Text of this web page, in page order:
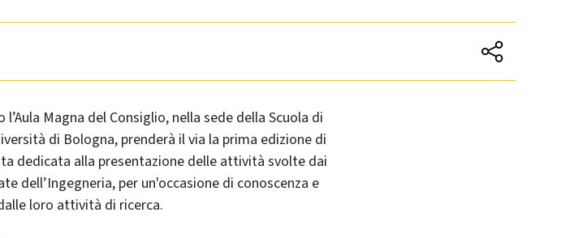
l’Aula Magna del Consiglio, nella sede della Scuola di
di Bologna, prenderà il via la prima edizione di
dedicata alla presentazione delle attività svolte dai
dell’Ingegneria, per un'occasione di conoscenza e
loro attività di ricerca.